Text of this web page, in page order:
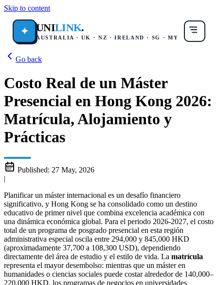
Skip to content
✦ UNILINK.
AUSTRALIA · UK · NZ · IRELAND · SG · MY
Go back
Costo Real de un Máster
Presencial en Hong Kong 2026:
Matrícula, Alojamiento y
Prácticas
Published: 27 May, 2026
|
Planificar un máster internacional es un desafío financiero
significativo, y Hong Kong se ha consolidado como un destino
educativo de primer nivel que combina excelencia académica con
una dinámica económica global. Para el periodo 2026-2027, el costo
total de un programa de posgrado presencial en esta región
administrativa especial oscila entre 294,000 y 845,000 HKD
(aproximadamente 37,700 a 108,300 USD), dependiendo
directamente del área de estudio y el estilo de vida. La matrícula
representa el mayor desembolso: mientras que un máster en
humanidades o ciencias sociales puede costar alrededor de 140,000–
220,000 HKD, los programas de negocios en universidades